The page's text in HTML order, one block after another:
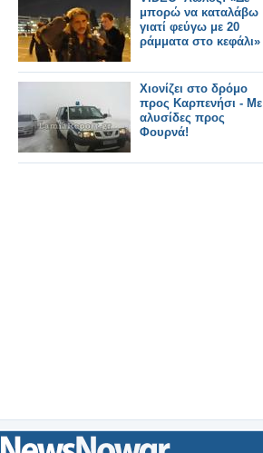
μπορώ να καταλάβω
γιατί φεύγω με 20
ράμματα στο κεφάλι»
Χιονίζει στο δρόμο
προς Καρπενήσι - Με
αλυσίδες προς
Φουρνά!